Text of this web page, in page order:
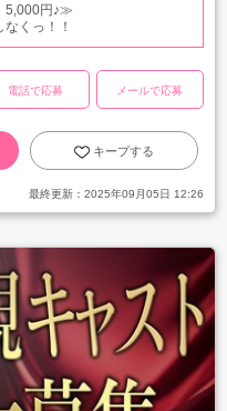
5,000円♪≫
くっ！！
電話で応募 メールで応募
キープする
最終更新： 2025年09月05日 12:26